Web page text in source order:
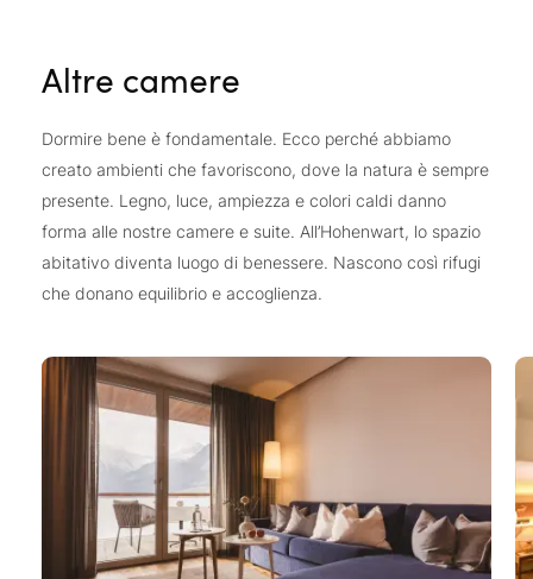
Altre camere
Dormire bene è fondamentale. Ecco perché abbiamo
creato ambienti che favoriscono, dove la natura è sempre
presente. Legno, luce, ampiezza e colori caldi danno
forma alle nostre camere e suite. All’Hohenwart, lo spazio
abitativo diventa luogo di benessere. Nascono così rifugi
che donano equilibrio e accoglienza.